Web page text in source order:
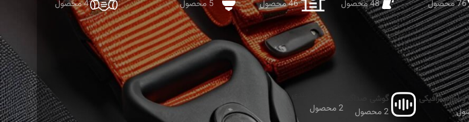
76 محصول
48 محصول
46 محصول
5 محصول
4 محصول
و لوازم ترافیکی
گوشی صداگیر
2 محصول
2 محصول